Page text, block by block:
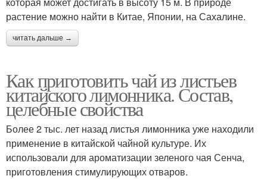
растение можно найти в Китае, Японии, на Сахалине.
читать дальше →
Как приготовить чай из листьев
китайского лимонника. Состав,
целебные свойства
Более 2 тыс. лет назад листья лимонника уже находили
применение в китайской чайной культуре. Их
использовали для ароматизации зеленого чая Сенча,
приготовления стимулирующих отваров.